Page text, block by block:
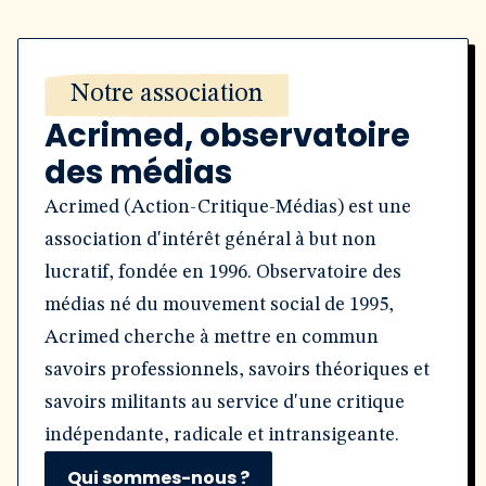
Notre association
Acrimed, observatoire
des médias
Acrimed (Action-Critique-Médias) est une
association d'intérêt général à but non
lucratif, fondée en 1996. Observatoire des
médias né du mouvement social de 1995,
Acrimed cherche à mettre en commun
savoirs professionnels, savoirs théoriques et
savoirs militants au service d'une critique
indépendante, radicale et intransigeante.
Qui sommes-nous ?